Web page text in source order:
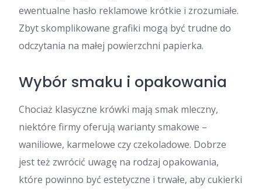
ewentualne hasło reklamowe krótkie i zrozumiałe.
Zbyt skomplikowane grafiki mogą być trudne do
odczytania na małej powierzchni papierka.
Wybór smaku i opakowania
Chociaż klasyczne krówki mają smak mleczny,
niektóre firmy oferują warianty smakowe –
waniliowe, karmelowe czy czekoladowe. Dobrze
jest też zwrócić uwagę na rodzaj opakowania,
które powinno być estetyczne i trwałe, aby cukierki